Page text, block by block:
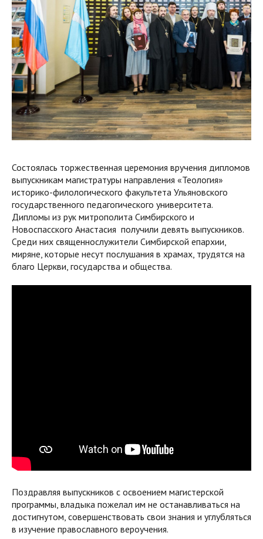
Состоялась торжественная церемония вручения дипломов
выпускникам магистратуры направления «Теология»
историко-филологического факультета Ульяновского
государственного педагогического университета.
Дипломы из рук митрополита Симбирского и
Новоспасского Анастасия получили девять выпускников.
Среди них священнослужители Симбирской епархии,
миряне, которые несут послушания в храмах, трудятся на
благо Церкви, государства и общества.
Поздравляя выпускников с освоением магистерской
программы, владыка пожелал им не останавливаться на
достигнутом, совершенствовать свои знания и углубляться
в изучение православного вероучения.